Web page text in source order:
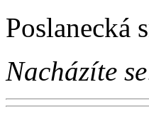
Poslanecká
Nacházíte